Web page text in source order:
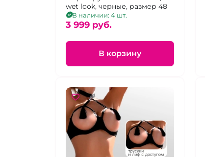
wet look, черные, размер 48
В наличии: 4 шт.
3 999 pуб.
В корзину